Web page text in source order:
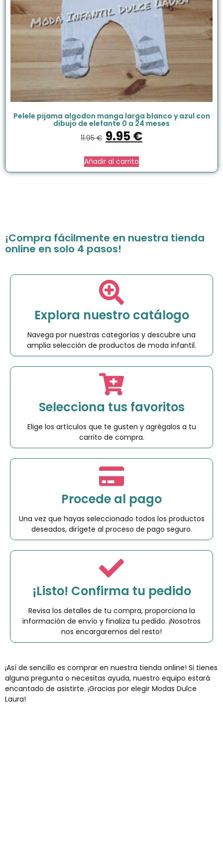
Pelele pijama algodon manga larga blanco y azul con
dibujo de elefante 0 a 24 meses
11.95€ 9.95€
Añadir al carrito
¡Compra fácilmente en nuestra tienda
online en solo 4 pasos!
Explora nuestro catálogo
Navega por nuestras categorías y descubre una
amplia selección de productos de moda infantil.
Selecciona tus favoritos
Elige los artículos que te gusten y agrégalos a tu
carrito de compra.
Procede al pago
Una vez que hayas seleccionado todos los productos
deseados, dirígete al proceso de pago seguro.
¡Listo! Confirma tu pedido
Revisa los detalles de tu compra, proporciona la
información de envío y finaliza tu pedido. ¡Nosotros
nos encargaremos del resto!
¡Así de sencillo es comprar en nuestra tienda online! Si tienes
alguna pregunta o necesitas ayuda, nuestro equipo estará
encantado de asistirte. ¡Gracias por elegir Modas Dulce
Laura!